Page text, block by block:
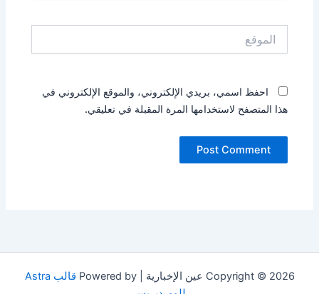
احفظ اسمي، بريدي الإلكتروني، والموقع الإلكتروني في
هذا المتصفح لاستخدامها المرة المقبلة في تعليقي.
Copyright © 2026 عين الإخبارية | Powered by
قالب Astra